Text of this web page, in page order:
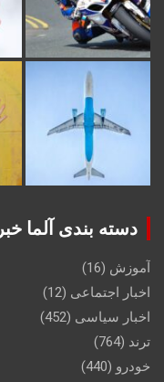
دسته بندی آلما خبر
آموزش (16)
اخبار اجتماعی (12)
اخبار سیاسی (452)
ترند (764)
خودرو (440)